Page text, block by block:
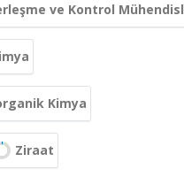
ve Kontrol
Kimya
Ziraat